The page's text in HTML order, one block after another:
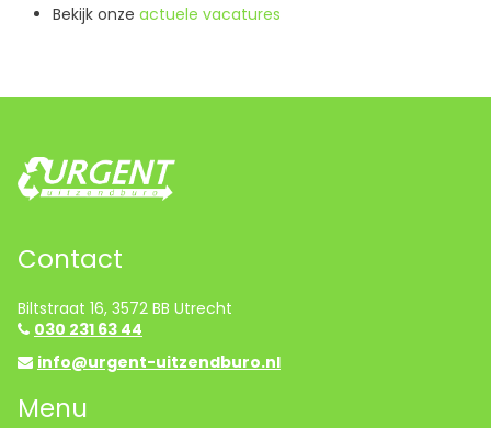
Bekijk onze actuele vacatures
Contact
Biltstraat 16, 3572 BB Utrecht
030 231 63 44
info@urgent-uitzendburo.nl
Menu